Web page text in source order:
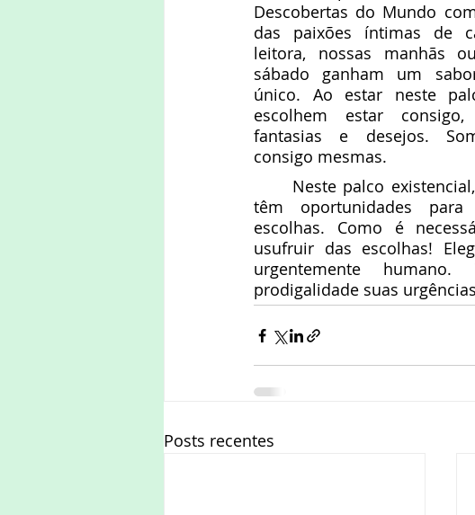
Descobertas do Mundo
das paixões íntimas de
leitora, nossas manhãs
sábado ganham um
único. Ao estar neste
escolhem estar
fantasias e desejos.
consigo mesmas.
têm oportunidades
escolhas. Como é
usufruir das escolhas!
urgentemente
prodigalidade suas
Posts recentes